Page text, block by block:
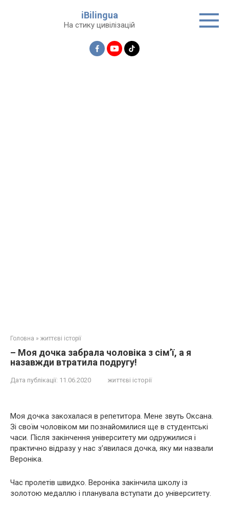
iBilingua
На стику цивілізацій
Головна » життєві історії
– Моя дочка забрала чоловіка з сім’ї, а я
назавжди втратила подругу!
Дата публікації: 11.06.2020 життєві історії
Моя дочка закохалася в репетитора. Мене звуть Оксана.
Зі своїм чоловіком ми познайомилися ще в студентські
часи. Після закінчення університету ми одружилися і
практично відразу у нас з’явилася дочка, яку ми назвали
Вероніка.
Час пролетів швидко. Вероніка закінчила школу із
золотою медаллю і планувала вступати до університету.